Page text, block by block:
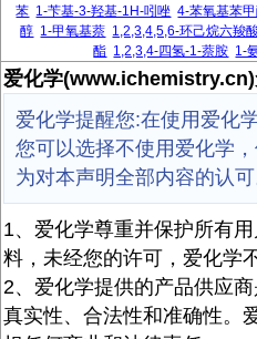
苯 1-苄基-3-羟基-1H-吲唑 4-苯氧基苯
醇 1-甲氧基萘 1,2,3,4,5,6-环己烷六羧酸
酯 1,2,3,4-四氢-1-萘胺 1-
爱化学(www.ichemistry.cn)
爱化学提醒您:在使用爱化
您可以选择不使用爱化学
为对本声明全部内容的认可
1、爱化学尊重并保护所有
料，未经您的许可，爱化学
2、爱化学提供的产品供应
真实性、合法性和准确性。